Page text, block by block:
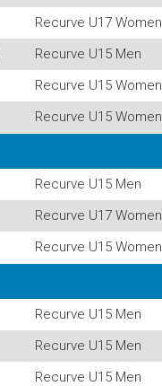
Recurve U17 Women
Recurve U15 Men
Recurve U15 Women
Recurve U15 Women
Recurve U15 Men
Recurve U17 Women
Recurve U15 Women
Recurve U15 Men
Recurve U15 Men
Recurve U15 Men